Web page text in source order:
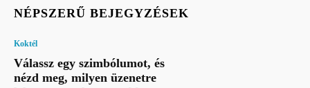
NÉPSZERŰ BEJEGYZÉSEK
Koktél
Válassz egy szimbólumot, és
nézd meg, milyen üzenetre